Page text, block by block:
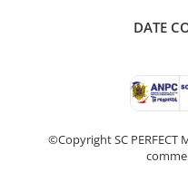
DATE
©Copyright SC PERFECT